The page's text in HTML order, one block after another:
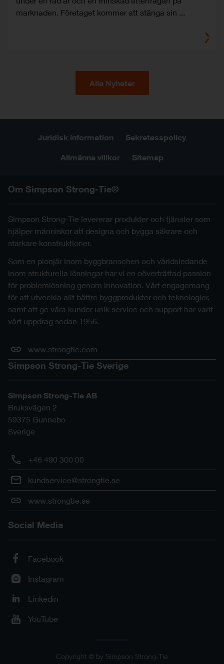
marknaden. Företaget kommer att stänga sin ...
Alla Nyheter
Juridisk information Sekretesspolicy
Allmänna villkor Sitemap
Om Simpson Strong-Tie®
Simpson Strong-Tie levererar produkter och tjänster som
hjälper människor att designa och bygga säkrare och
starkare konstruktioner.
Som en pionjär inom byggbranschen och världsledande
inom strukturella lösningar har vi en oöverträffad passion
för problemlösning genom innovation. Vårt engagemang
för att utveckla allt bättre byggprodukter och teknologier,
samt att ge våra kunder unik service och support har varit
vårt uppdrag sedan 1956.
www.strongtie.com
Simpson Strong-Tie Sverige
Simpson Strong-Tie AB
Bruksvägen 2
59375 Gunnebo
Sverige
+46 490 300 00
kundservice@strongtie.se
www.strongtie.se
Social Media
Facebook
Instagram
Linkedin
YouTube
Copyright © by Simpson Strong-Tie